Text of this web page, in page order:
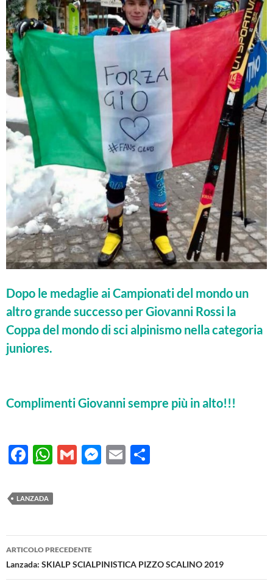
Dopo le medaglie ai Campionati del mondo un
altro grande successo per Giovanni Rossi la
Coppa del mondo di sci alpinismo nella categoria
juniores.
Complimenti Giovanni sempre più in alto!!!
F
e
b
o
o
k
W
at
s
A
p
p
G
M
g
E
vi
LANZADA
Navigazione
articolo
ARTICOLO PRECEDENTE
Lanzada: SKIALP SCIALPINISTICA PIZZO SCALINO 2019